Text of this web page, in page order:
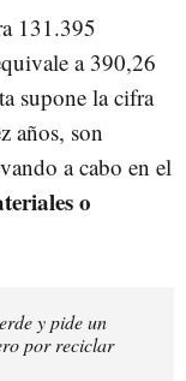
131.395
a 390,26
supone la cifra
años, son
a cabo en el
o
y pide un
por reciclar